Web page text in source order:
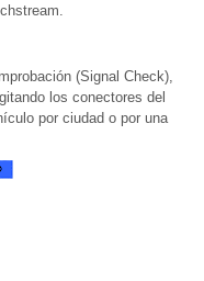
(Signal Check),
los conectores del
por ciudad o por una